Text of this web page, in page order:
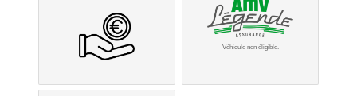
Véhicule non éligible.